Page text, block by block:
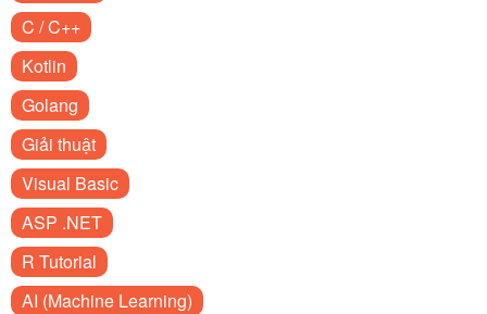
C / C++
Kotlin
Golang
Giải thuật
Visual Basic
ASP .NET
R Tutorial
AI (Machine Learning)